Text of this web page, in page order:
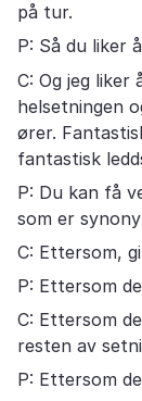
på tur.
P: Så du liker
C: Og jeg
helsetningen
ører.
fantastisk
P: Du kan få
som er
C: Ettersom,
P: Ettersom
C: Ettersom
resten av
P: Ettersom